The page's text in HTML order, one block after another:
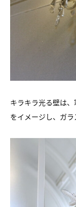
キラキラ光る壁は、
をイメージし、ガラ